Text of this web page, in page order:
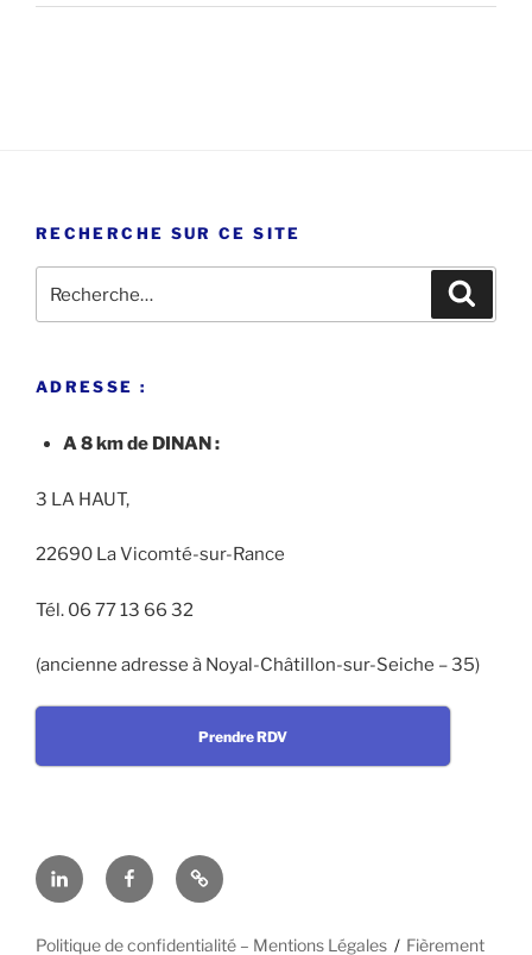
RECHERCHE SUR CE SITE
pour
ADRESSE :
A 8 km de DINAN :
3 LA HAUT,
22690 La Vicomté-sur-Rance
Tél. 06 77 13 66 32
(ancienne adresse à Noyal-Châtillon-sur-Seiche – 35)
Prendre RDV
Linkedin Facebook
En
cas
Politique de confidentialité – Mentions Légales Fièrement